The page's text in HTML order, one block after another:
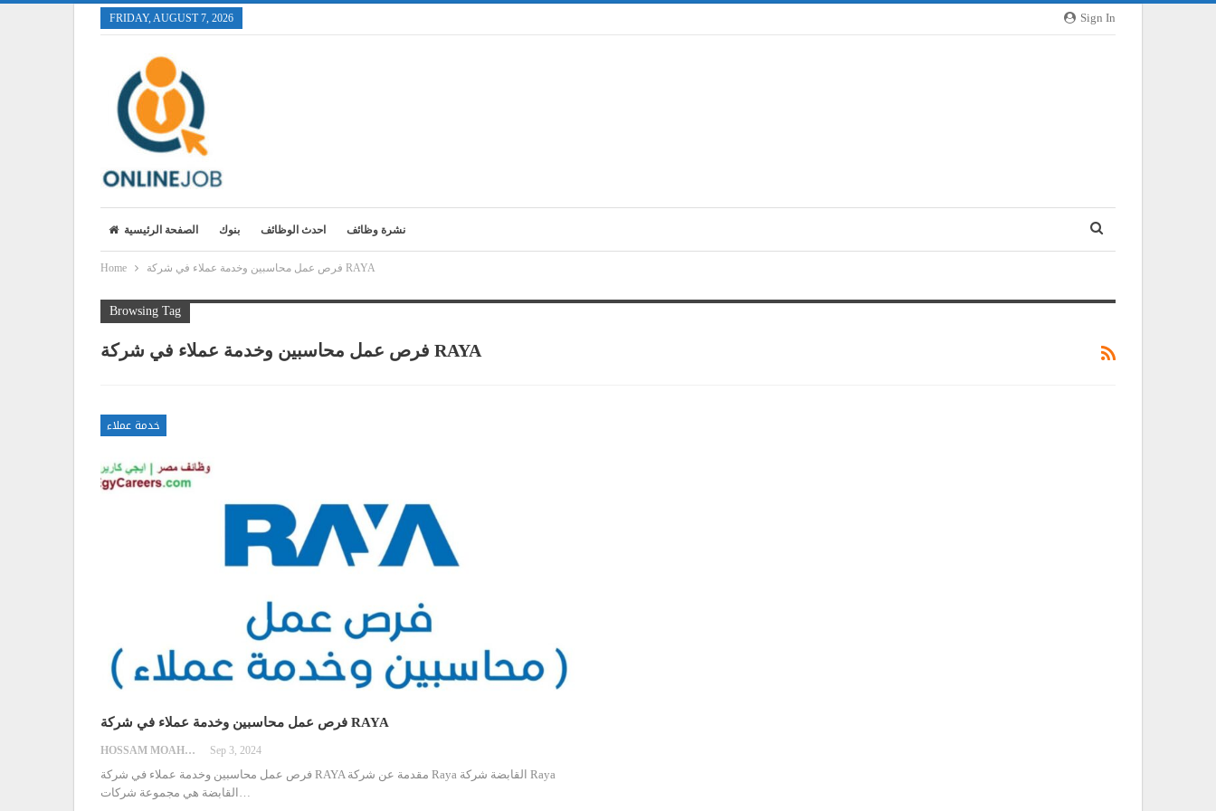
Sign In
FRIDAY, AUGUST 7, 2026
الصفحة الرئيسية بنوك احدث الوظائف نشرة وظائف
Home فرص عمل محاسبين وخدمة عملاء في شركة RAYA
Browsing Tag
فرص عمل محاسبين وخدمة عملاء في شركة RAYA
خدمة عملاء
فرص عمل محاسبين وخدمة عملاء في شركة RAYA
HOSSAM MOAHMED Sep 3, 2024
فرص عمل محاسبين وخدمة عملاء في شركة RAYA مقدمة عن شركة Raya القابضة شركة Raya
القابضة هي مجموعة شركات